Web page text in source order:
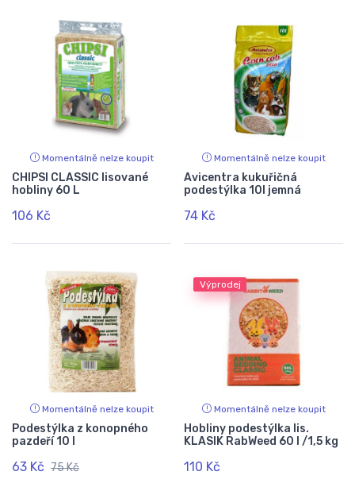
Momentálně nelze koupit
CHIPSI CLASSIC lisované
hobliny 60 L
106 Kč
Momentálně nelze koupit
Avicentra kukuřičná
podestýlka 10l jemná
74 Kč
Momentálně nelze koupit
Podestýlka z konopného
pazdeří 10 l
63 Kč 75 Kč
Výprodej
Momentálně nelze koupit
Hobliny podestýlka lis.
KLASIK RabWeed 60 l /1,5 kg
110 Kč